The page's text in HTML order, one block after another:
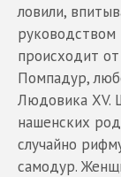
ловили,
руководством
происходит
Помпадур,
Людовика XV.
нашенских
случайно
самодур.